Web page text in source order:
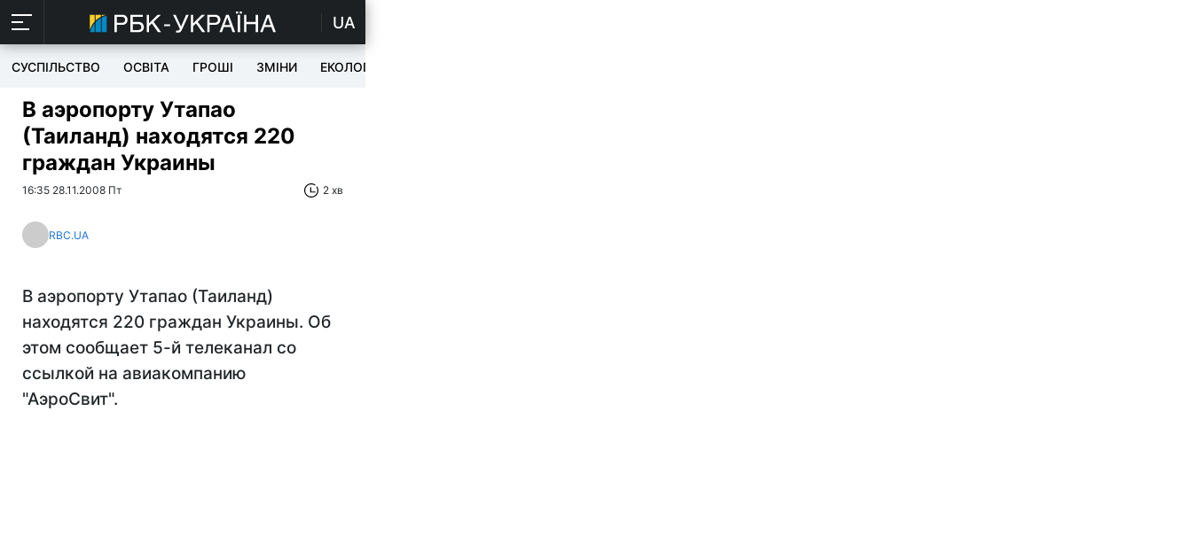
UA
СУСПІЛЬСТВО ОСВІТА ГРОШІ ЗМІНИ ЕКОЛОГІЯ
В аэропорту Утапао
(Таиланд) находятся 220
граждан Украины
16:35 28.11.2008 Пт 2 хв
RBC.UA
В аэропорту Утапао (Таиланд)
находятся 220 граждан Украины. Об
этом сообщает 5-й телеканал со
ссылкой на авиакомпанию
"АэроСвит".